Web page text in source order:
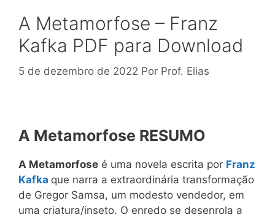
A Metamorfose – Franz
Kafka PDF para Download
5 de dezembro de 2022 Por Prof. Elias
A Metamorfose RESUMO
A Metamorfose é uma novela escrita por Franz
Kafka que narra a extraordinária transformação
de Gregor Samsa, um modesto vendedor, em
uma criatura/inseto. O enredo se desenrola a